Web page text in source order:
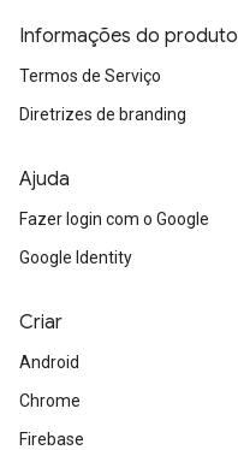
Informações do produto
Termos de Serviço
Diretrizes de branding
Ajuda
Fazer login com o Google
Google Identity
Criar
Android
Chrome
Firebase